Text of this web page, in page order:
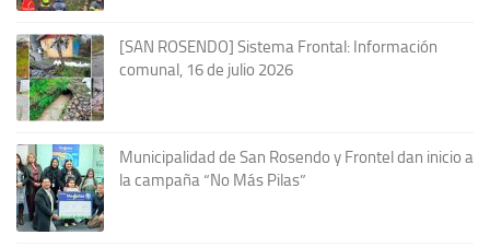
[SAN ROSENDO] Sistema Frontal: Información
comunal, 16 de julio 2026
Municipalidad de San Rosendo y Frontel dan inicio a
la campaña “No Más Pilas”